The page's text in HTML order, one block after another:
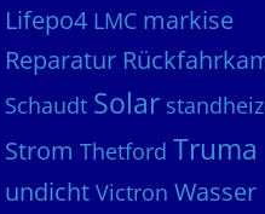
Lifepo4 LMC markise
Reparatur
Schaudt Solar
Strom Thetford Truma
undicht Victron Wasser